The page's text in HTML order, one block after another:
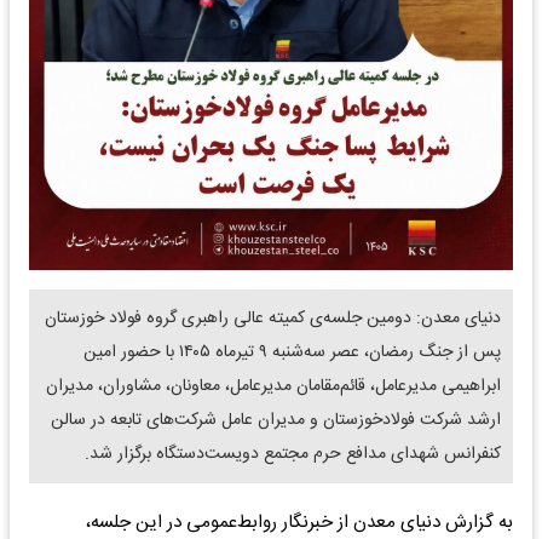
دنیای معدن: دومین جلسه‌ی کمیته عالی راهبری گروه فولاد خوزستان
پس از جنگ رمضان، عصر سه‌شنبه ۹ تیرماه ۱۴۰۵ با حضور امین
ابراهیمی مدیرعامل، قائم‌مقامان مدیرعامل، معاونان، مشاوران، مدیران
ارشد شرکت فولادخوزستان و مدیران عامل شرکت‌های تابعه در سالن
کنفرانس شهدای مدافع حرم مجتمع دویست‌دستگاه برگزار شد.
به گزارش دنیای معدن از خبرنگار روابط‌عمومی در این جلسه،